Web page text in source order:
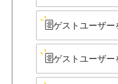
ゲストユーザー
ゲストユーザー